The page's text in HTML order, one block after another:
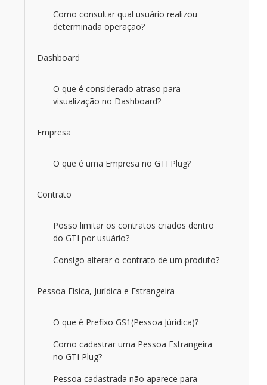
Como consultar qual usuário realizou
determinada operação?
Dashboard
O que é considerado atraso para
visualização no Dashboard?
Empresa
O que é uma Empresa no GTI Plug?
Contrato
Posso limitar os contratos criados dentro
do GTI por usuário?
Consigo alterar o contrato de um produto?
Pessoa Física, Jurídica e Estrangeira
O que é Prefixo GS1(Pessoa Júridica)?
Como cadastrar uma Pessoa Estrangeira
no GTI Plug?
Pessoa cadastrada não aparece para